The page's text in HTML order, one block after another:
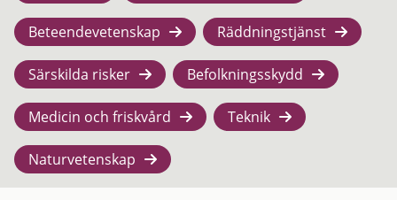
Beteendevetenskap Räddningstjänst
Särskilda risker Befolkningsskydd
Medicin och friskvård Teknik
Naturvetenskap